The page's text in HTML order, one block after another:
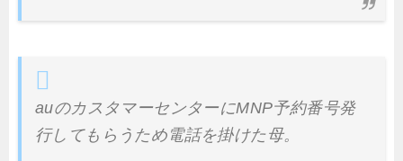
auのカスタマーセンターにMNP予約番号発
行してもらうため電話を掛けた母。